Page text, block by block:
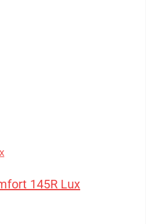
145R Lux